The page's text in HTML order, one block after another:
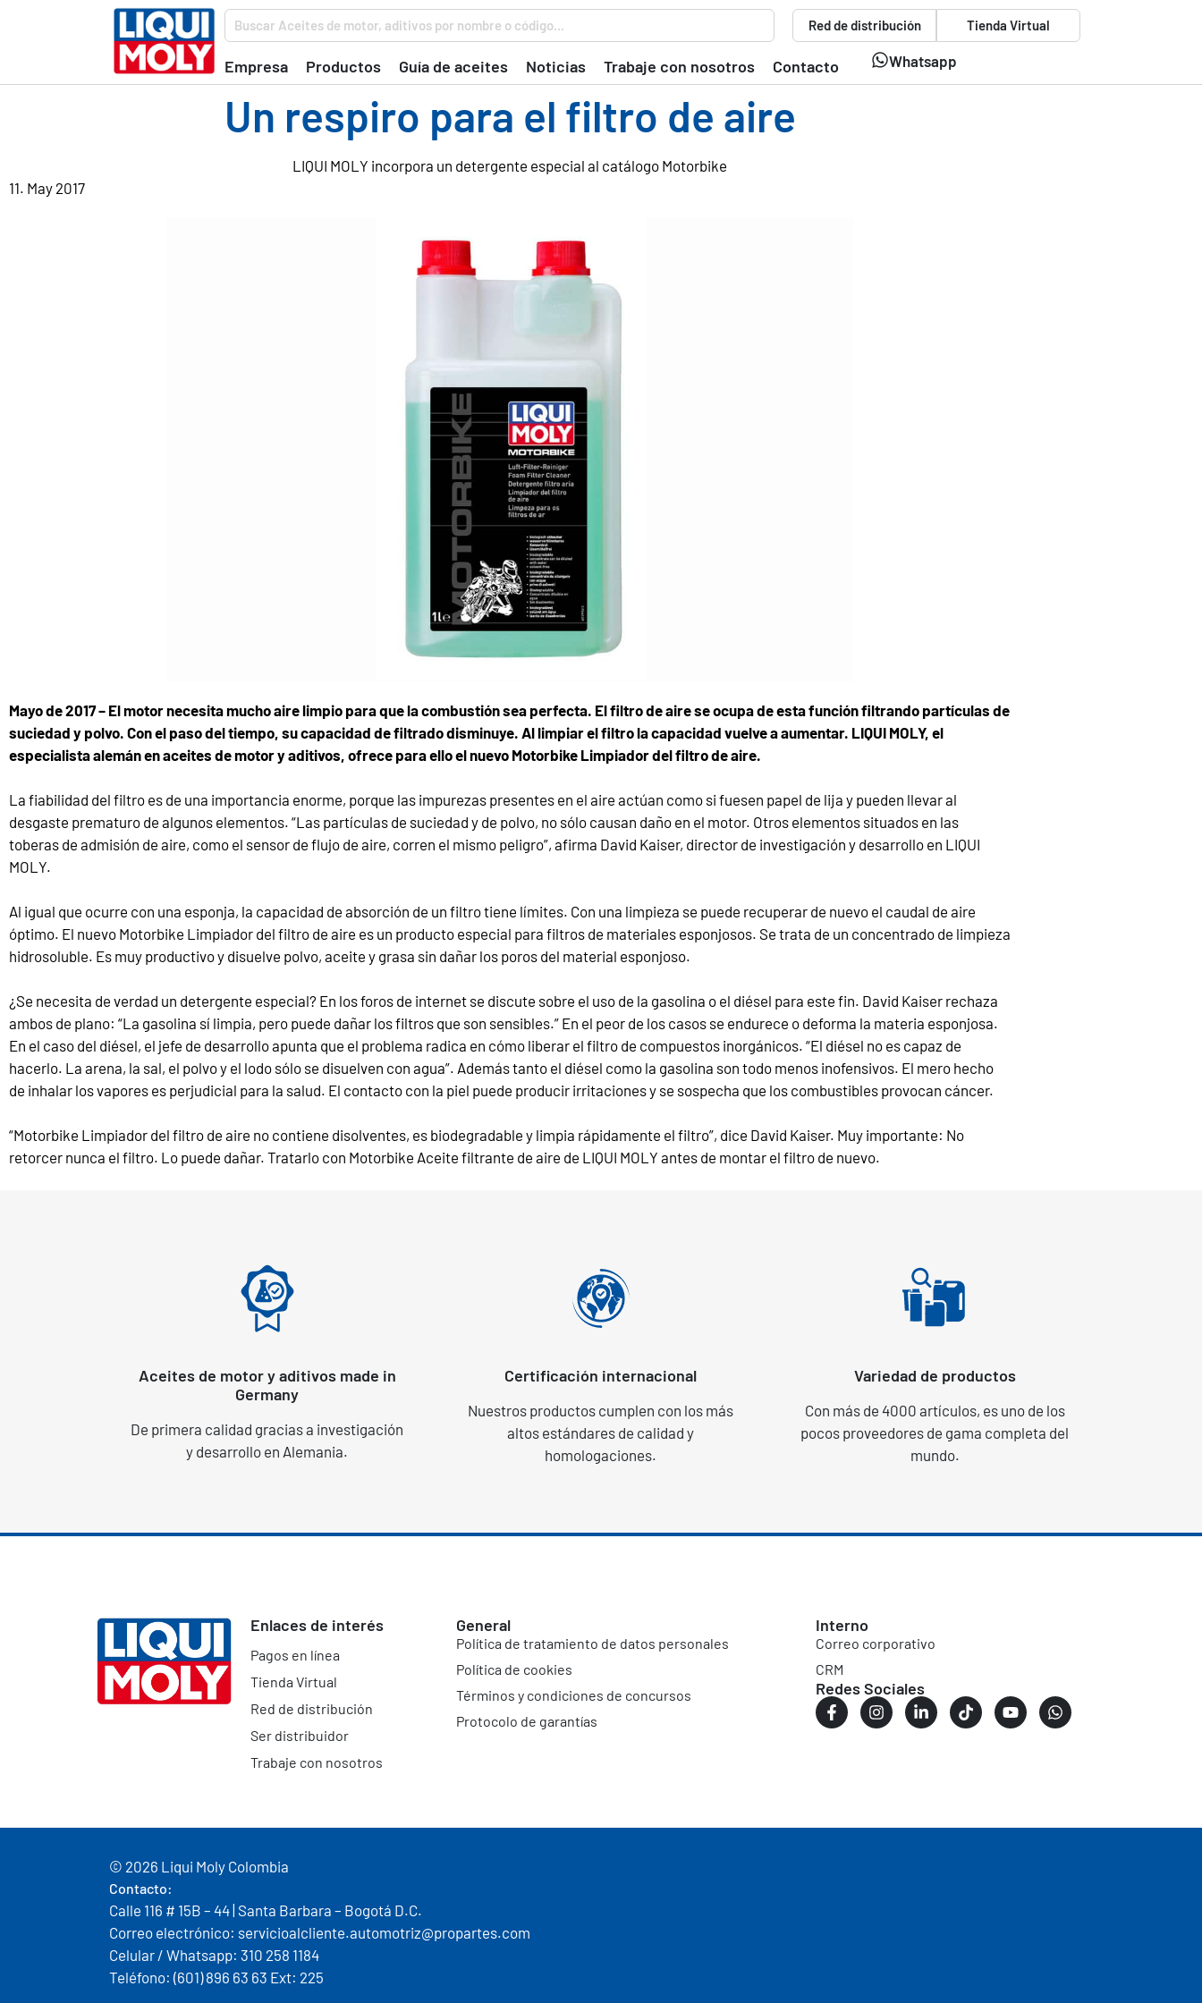
Buscar Aceites de motor, aditivos por nombre o código... Red de distribución Tienda Virtual
Empresa Productos Guía de aceites Noticias Trabaje con nosotros Contacto Whatsapp
Un respiro para el filtro de aire
LIQUI MOLY incorpora un detergente especial al catálogo Motorbike
11. May 2017
Mayo de 2017 – El motor necesita mucho aire limpio para que la combustión sea perfecta. El filtro de aire se ocupa de esta función filtrando partículas de
suciedad y polvo. Con el paso del tiempo, su capacidad de filtrado disminuye. Al limpiar el filtro la capacidad vuelve a aumentar. LIQUI MOLY, el
especialista alemán en aceites de motor y aditivos, ofrece para ello el nuevo Motorbike Limpiador del filtro de aire.
La fiabilidad del filtro es de una importancia enorme, porque las impurezas presentes en el aire actúan como si fuesen papel de lija y pueden llevar al
desgaste prematuro de algunos elementos. “Las partículas de suciedad y de polvo, no sólo causan daño en el motor. Otros elementos situados en las
toberas de admisión de aire, como el sensor de flujo de aire, corren el mismo peligro”, afirma David Kaiser, director de investigación y desarrollo en LIQUI
MOLY.
Al igual que ocurre con una esponja, la capacidad de absorción de un filtro tiene límites. Con una limpieza se puede recuperar de nuevo el caudal de aire
óptimo. El nuevo Motorbike Limpiador del filtro de aire es un producto especial para filtros de materiales esponjosos. Se trata de un concentrado de limpieza
hidrosoluble. Es muy productivo y disuelve polvo, aceite y grasa sin dañar los poros del material esponjoso.
¿Se necesita de verdad un detergente especial? En los foros de internet se discute sobre el uso de la gasolina o el diésel para este fin. David Kaiser rechaza
ambos de plano: “La gasolina sí limpia, pero puede dañar los filtros que son sensibles.” En el peor de los casos se endurece o deforma la materia esponjosa.
En el caso del diésel, el jefe de desarrollo apunta que el problema radica en cómo liberar el filtro de compuestos inorgánicos. “El diésel no es capaz de
hacerlo. La arena, la sal, el polvo y el lodo sólo se disuelven con agua”. Además tanto el diésel como la gasolina son todo menos inofensivos. El mero hecho
de inhalar los vapores es perjudicial para la salud. El contacto con la piel puede producir irritaciones y se sospecha que los combustibles provocan cáncer.
“Motorbike Limpiador del filtro de aire no contiene disolventes, es biodegradable y limpia rápidamente el filtro”, dice David Kaiser. Muy importante: No
retorcer nunca el filtro. Lo puede dañar. Tratarlo con Motorbike Aceite filtrante de aire de LIQUI MOLY antes de montar el filtro de nuevo.
Aceites de motor y aditivos made in
Germany
De primera calidad gracias a investigación
y desarrollo en Alemania.
Certificación internacional
Nuestros productos cumplen con los más
altos estándares de calidad y
homologaciones.
Variedad de productos
Con más de 4000 artículos, es uno de los
pocos proveedores de gama completa del
mundo.
Enlaces de interés
Pagos en línea
Tienda Virtual
Red de distribución
Ser distribuidor
Trabaje con nosotros
General
Política de tratamiento de datos personales
Política de cookies
Términos y condiciones de concursos
Protocolo de garantías
Interno
Correo corporativo
CRM
Redes Sociales
© 2026 Liqui Moly Colombia
Contacto:
Calle 116 # 15B – 44 | Santa Barbara – Bogotá D.C.
Correo electrónico: servicioalcliente.automotriz@propartes.com
Celular / Whatsapp: 310 258 1184
Teléfono: (601) 896 63 63 Ext: 225